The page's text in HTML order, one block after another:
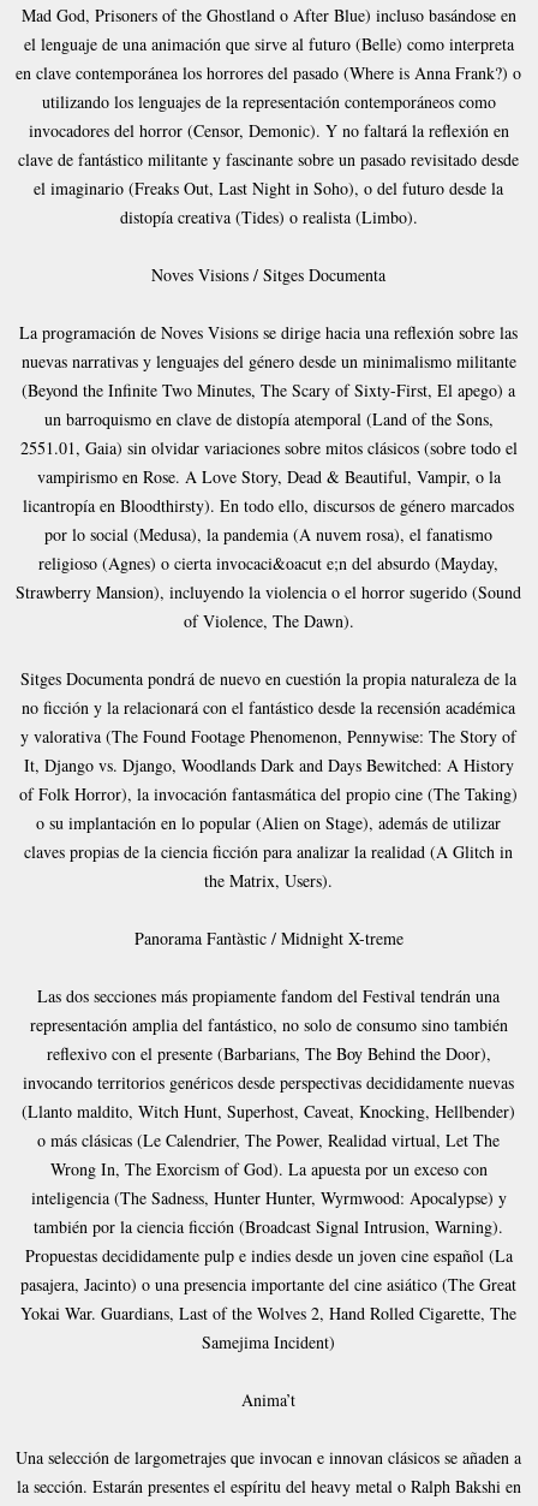
Mad God, Prisoners of the Ghostland o After Blue) incluso basándose en
el lenguaje de una animación que sirve al futuro (Belle) como interpreta
en clave contemporánea los horrores del pasado (Where is Anna Frank?) o
utilizando los lenguajes de la representación contemporáneos como
invocadores del horror (Censor, Demonic). Y no faltará la reflexión en
clave de fantástico militante y fascinante sobre un pasado revisitado desde
el imaginario (Freaks Out, Last Night in Soho), o del futuro desde la
distopía creativa (Tides) o realista (Limbo).
Noves Visions / Sitges Documenta
La programación de Noves Visions se dirige hacia una reflexión sobre las
nuevas narrativas y lenguajes del género desde un minimalismo militante
(Beyond the Infinite Two Minutes, The Scary of Sixty-First, El apego) a
un barroquismo en clave de distopía atemporal (Land of the Sons,
2551.01, Gaia) sin olvidar variaciones sobre mitos clásicos (sobre todo el
vampirismo en Rose. A Love Story, Dead & Beautiful, Vampir, o la
licantropía en Bloodthirsty). En todo ello, discursos de género marcados
por lo social (Medusa), la pandemia (A nuvem rosa), el fanatismo
religioso (Agnes) o cierta invocaci&oacut e;n del absurdo (Mayday,
Strawberry Mansion), incluyendo la violencia o el horror sugerido (Sound
of Violence, The Dawn).
Sitges Documenta pondrá de nuevo en cuestión la propia naturaleza de la
no ficción y la relacionará con el fantástico desde la recensión académica
y valorativa (The Found Footage Phenomenon, Pennywise: The Story of
It, Django vs. Django, Woodlands Dark and Days Bewitched: A History
of Folk Horror), la invocación fantasmática del propio cine (The Taking)
o su implantación en lo popular (Alien on Stage), además de utilizar
claves propias de la ciencia ficción para analizar la realidad (A Glitch in
the Matrix, Users).
Panorama Fantàstic / Midnight X-treme
Las dos secciones más propiamente fandom del Festival tendrán una
representación amplia del fantástico, no solo de consumo sino también
reflexivo con el presente (Barbarians, The Boy Behind the Door),
invocando territorios genéricos desde perspectivas decididamente nuevas
(Llanto maldito, Witch Hunt, Superhost, Caveat, Knocking, Hellbender)
o más clásicas (Le Calendrier, The Power, Realidad virtual, Let The
Wrong In, The Exorcism of God). La apuesta por un exceso con
inteligencia (The Sadness, Hunter Hunter, Wyrmwood: Apocalypse) y
también por la ciencia ficción (Broadcast Signal Intrusion, Warning).
Propuestas decididamente pulp e indies desde un joven cine español (La
pasajera, Jacinto) o una presencia importante del cine asiático (The Great
Yokai War. Guardians, Last of the Wolves 2, Hand Rolled Cigarette, The
Samejima Incident)
Anima’t
Una selección de largometrajes que invocan e innovan clásicos se añaden a
la sección. Estarán presentes el espíritu del heavy metal o Ralph Bakshi en